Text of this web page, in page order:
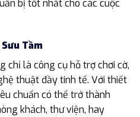
bị tốt nhất cho các cuộc
Tầm
chỉ là công cụ hỗ trợ chơi cờ,
thuật đầy tinh tế. Với thiết
chuẩn có thể trở thành
khách, thư viện, hay